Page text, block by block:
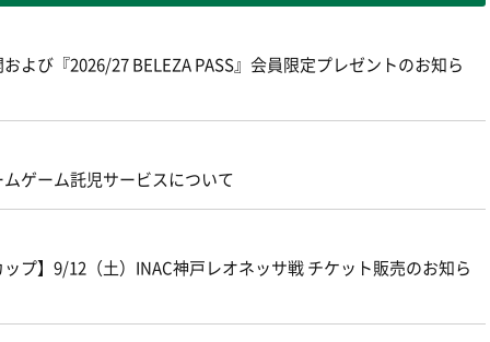
よび『2026/27 BELEZA PASS』会員限定プレゼントのお知ら
ゲーム託児サービスについて
プ】9/12（土）INAC神戸レオネッサ戦 チケット販売のお知ら